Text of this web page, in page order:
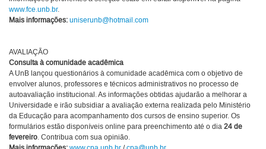
www.fce.unb.br.
Mais informações: uniserunb@hotmail.com
AVALIAÇÃO
Consulta à comunidade acadêmica
A UnB lançou questionários à comunidade acadêmica com o objetivo de
envolver alunos, professores e técnicos administrativos no processo de
autoavaliação institucional. As informações obtidas ajudarão a melhorar a
Universidade e irão subsidiar a avaliação externa realizada pelo Ministério
da Educação para acompanhamento dos cursos de ensino superior. Os
formulários estão disponíveis online para preenchimento até o dia 24 de
fevereiro. Contribua com sua opinião.